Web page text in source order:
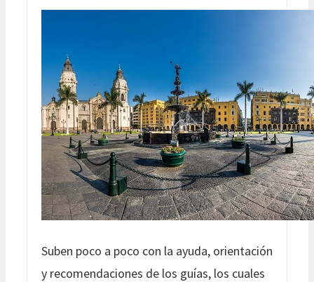
Suben poco a poco con la ayuda, orientación
y recomendaciones de los guías, los cuales